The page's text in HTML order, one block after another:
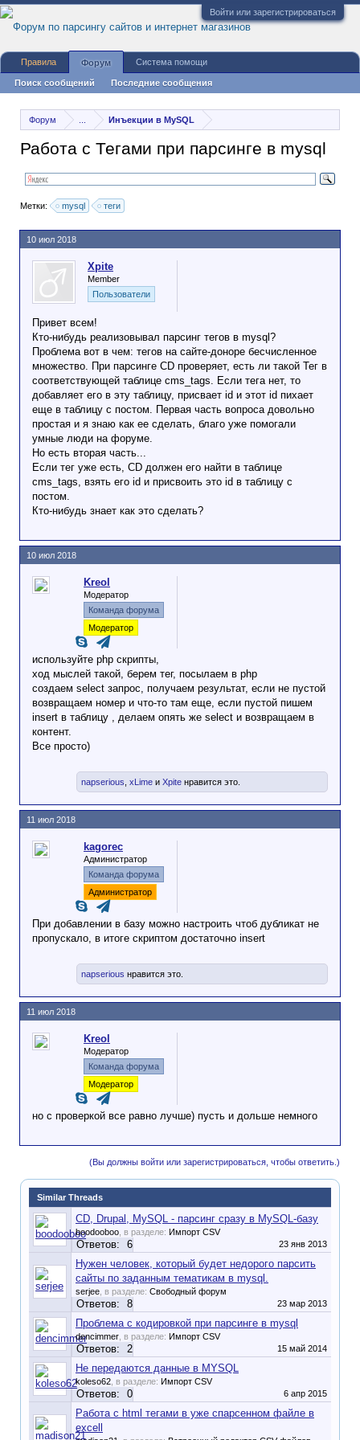
Войти или зарегистрироваться
Форум Инъекции в MySQL
Работа с Тегами при парсинге в mysql
Метки: mysql теги
Xpite
Member
Пользователи
Привет всем!
Кто-нибудь реализовывал парсинг тегов в mysql?
Проблема вот в чем: тегов на сайте-доноре бесчисленное
множество. При парсинге CD проверяет, есть ли такой Тег в
соответствующей таблице cms_tags. Если тега нет, то
добавляет его в эту таблицу, присвает id и этот id пихает
еще в таблицу с постом. Первая часть вопроса довольно
простая и я знаю как ее сделать, благо уже помогали
умные люди на форуме.
Но есть вторая часть...
Если тег уже есть, CD должен его найти в таблице
cms_tags, взять его id и присвоить это id в таблицу с
постом.
Кто-нибудь знает как это сделать?
10 июл 2018
Kreol
Модератор
Команда форума
Модератор
используйте php скрипты,
ход мыслей такой, берем тег, посылаем в php
создаем select запрос, получаем результат, если не пустой
возвращаем номер и что-то там еще, если пустой пишем
insert в таблицу , делаем опять же select и возвращаем в
контент.
Все просто)
10 июл 2018
napserious xLime и Xpite нравится это.
kagorec
Администратор
Команда форума
Администратор
При добавлении в базу можно настроить чтоб дубликат не
пропускало, в итоге скриптом достаточно insert
11 июл 2018
napserious нравится это.
Kreol
Модератор
Команда форума
Модератор
но с проверкой все равно лучше) пусть и дольше немного
11 июл 2018
(Вы должны войти или зарегистрироваться, чтобы ответить.)
Similar Threads
CD, Drupal, MySQL - парсинг сразу в MySQL-базу
boodooboo , в разделе: Импорт CSV
Ответов: 6 23 янв 2013
Нужен человек, который будет недорого парсить
сайты по заданным тематикам в mysql.
serjee , в разделе: Свободный форум
Ответов: 8 23 мар 2013
Проблема с кодировкой при парсинге в mysql
dencimmer , в разделе: Импорт CSV
Ответов: 2 15 май 2014
Не передаются данные в MYSQL
koleso62 , в разделе: Импорт CSV
Ответов: 0 6 апр 2015
Работа с html тегами в уже спарсенном файле в
excell
Правила Форум
Поиск сообщений Последние сообщения
Система помощи